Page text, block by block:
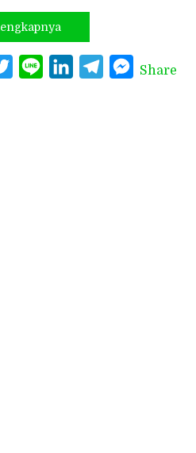
TwitterLine LinkedInTelegramMessenger
Share